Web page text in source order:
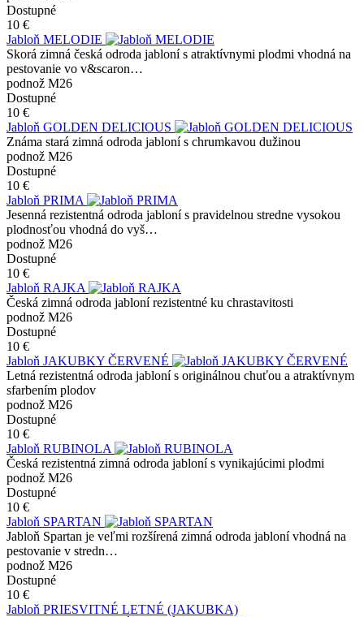
Dostupné
10 €
Jabloň MELODIE
Skorá zimná česká odroda jabloní s atraktívnymi plodmi vhodná na
pestovanie vo v&scaron…
podnož M26
Dostupné
10 €
Jabloň GOLDEN DELICIOUS
Známa stará zimná odroda jabloní s chrumkavou dužinou
podnož M26
Dostupné
10 €
Jabloň PRIMA
Jesenná rezistentná odroda jabloní s pravidelnou stredne vysokou
plodnosťou vhodná do vyš…
podnož M26
Dostupné
10 €
Jabloň RAJKA
Česká zimná odroda jabloní rezistentné ku chrastavitosti
podnož M26
Dostupné
10 €
Jabloň JAKUBKY ČERVENÉ
Letná rezistentná odroda jabloní s originálnou chuťou a atraktívnym
sfarbením plodov
podnož M26
Dostupné
10 €
Jabloň RUBINOLA
Česká rezistentná zimná odroda jabloní s vynikajúcimi plodmi
podnož M26
Dostupné
10 €
Jabloň SPARTAN
Jabloň Spartan je veľmi rozšírená zimná odroda jabloní vhodná na
pestovanie v stredn…
podnož M26
Dostupné
10 €
Jabloň PRIESVITNÉ LETNÉ (JAKUBKA)